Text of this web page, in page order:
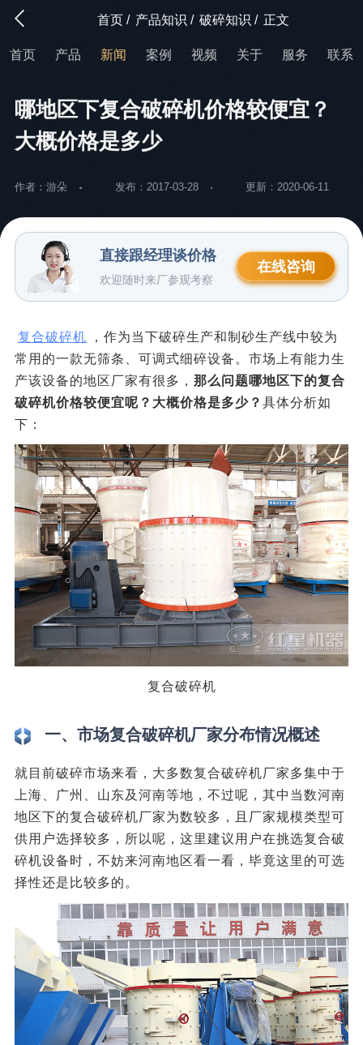
首页 / 产品知识 / 破碎知识 / 正文
首页 产品 新闻 案例 视频 关于 服务 联系
哪地区下复合破碎机价格较便宜？
大概价格是多少
作者：游朵 发布：2017-03-28 更新：2020-06-11
直接跟经理谈价格
欢迎随时来厂参观考察
在线咨询
复合破碎机
，作为当下破碎生产和制砂生产线中较为
常用的一款无筛条、可调式细碎设备。市场上有能力生
产该设备的地区厂家有很多， 那么问题哪地区下的复合
破碎机价格较便宜呢？大概价格是多少？ 具体分析如
下：
复合破碎机
一、市场复合破碎机厂家分布情况概述
就目前破碎市场来看，大多数复合破碎机厂家多集中于
上海、广州、山东及河南等地，不过呢，其中当数河南
地区下的复合破碎机厂家为数较多，且厂家规模类型可
供用户选择较多，所以呢，这里建议用户在挑选复合破
碎机设备时，不妨来河南地区看一看，毕竟这里的可选
择性还是比较多的。